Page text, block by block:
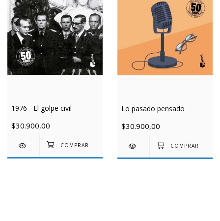
1976 - El golpe civil
$30.900,00
Lo pasado pensado
$30.900,00